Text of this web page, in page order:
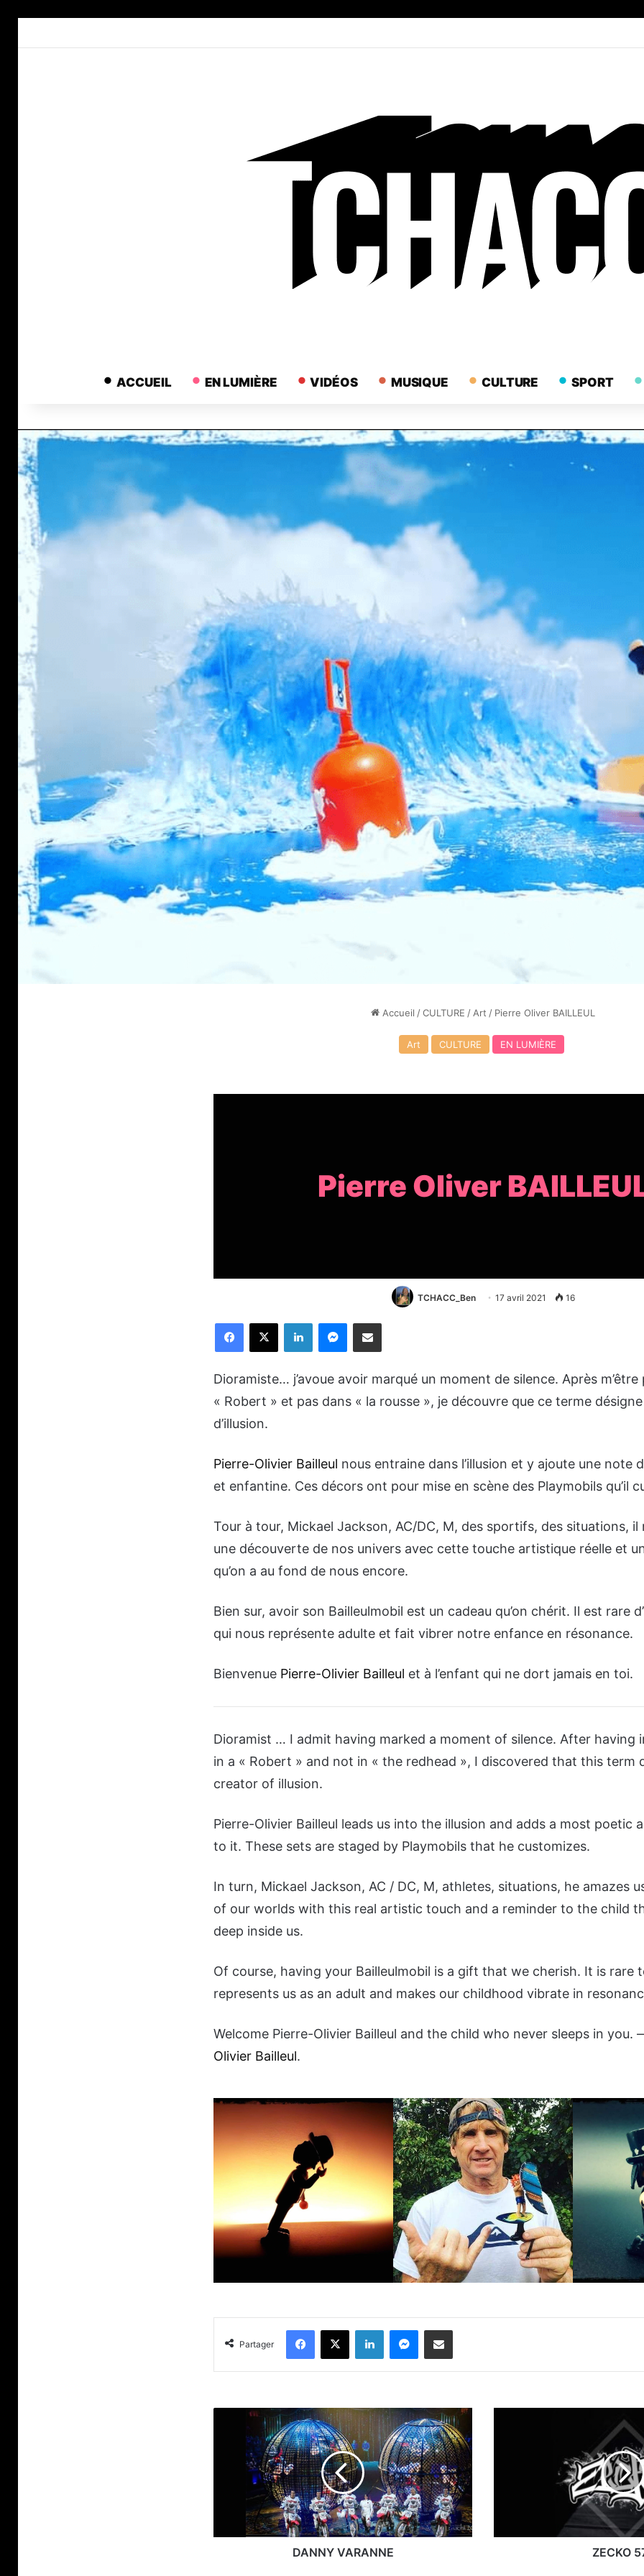
ACCUEIL EN LUMIÈRE VIDÉOS MUSIQUE CULTURE SPORT
Accueil /CULTURE / Art / Pierre Oliver BAILLEUL
Art CULTURE EN LUMIÈRE
Pierre Oliver
TCHACC_Ben 17 avril 2021 16
Facebook
X LinkedinMessenger
Partager par email
Dioramiste… j’avoue avoir marqué un moment de silence. Après
« Robert » et pas dans « la rousse », je découvre que ce terme
d’illusion.
Pierre-Olivier Bailleul nous entraine dans l’illusion et y ajoute une note
et enfantine. Ces décors ont pour mise en scène des Playmobils qu’il
Tour à tour, Mickael Jackson, AC/DC, M, des sportifs, des situations,
une découverte de nos univers avec cette touche artistique réelle et
qu’on a au fond de nous encore.
Bien sur, avoir son Bailleulmobil est un cadeau qu’on chérit. Il est rare
qui nous représente adulte et fait vibrer notre enfance en résonance.
Bienvenue Pierre-Olivier Bailleul et à l’enfant qui ne dort jamais en toi.
Dioramist … I admit having marked a moment of silence. After having
in a « Robert » and not in « the redhead », I discovered that this term
creator of illusion.
Pierre-Olivier Bailleul leads us into the illusion and adds a most poetic
to it. These sets are staged by Playmobils that he customizes.
In turn, Mickael Jackson, AC / DC, M, athletes, situations, he amazes
of our worlds with this real artistic touch and a reminder to the child
deep inside us.
Of course, having your Bailleulmobil is a gift that we cherish. It is rare
represents us as an adult and makes our childhood vibrate in
Welcome Pierre-Olivier Bailleul and the child who never sleeps in
Olivier Bailleul.
Partager
Facebook
X LinkedinMessenger
Partager par email
VARANNE
DANNY VARANNE ZECKO